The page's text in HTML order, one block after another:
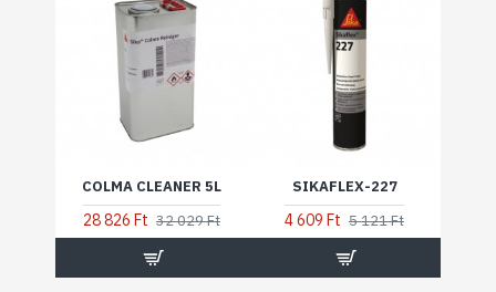
COLMA CLEANER 5L
28 826 Ft 32 029 Ft
SIKAFLEX-227
4 609 Ft 5 121 Ft